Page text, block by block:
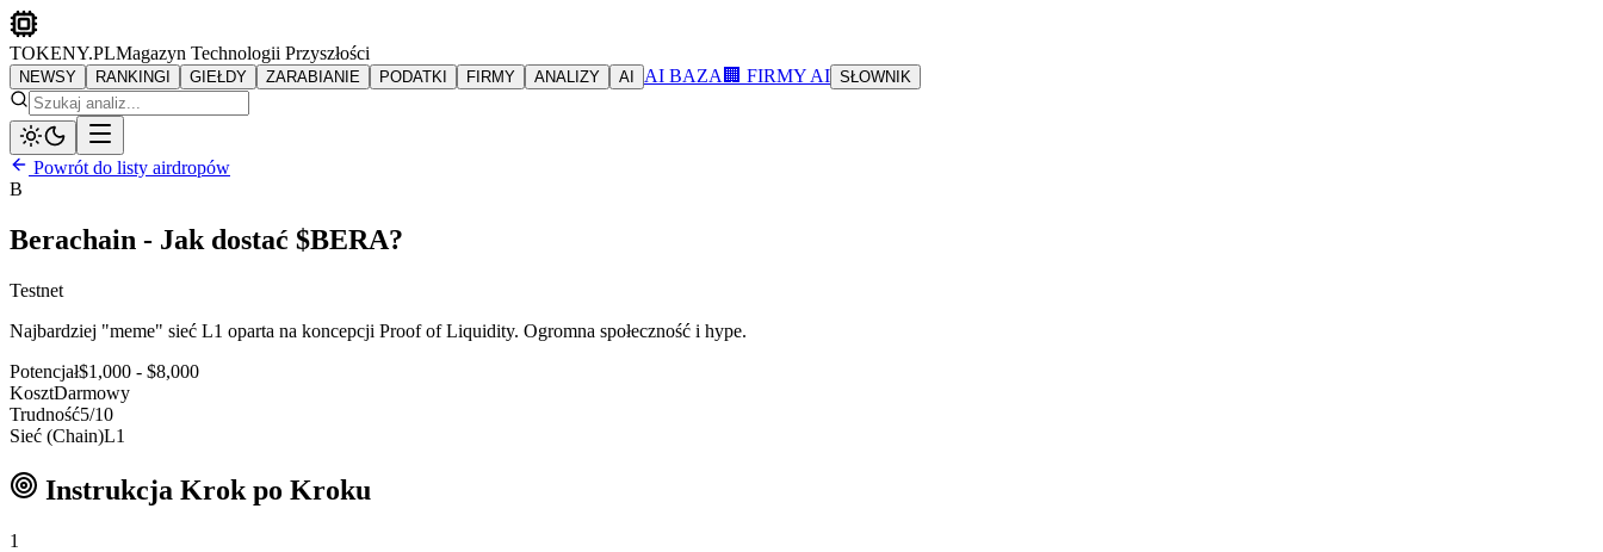
TOKENY.PLMagazyn Technologii Przyszłości
NEWSY RANKINGI GIEŁDY ZARABIANIE PODATKI FIRMY ANALIZY AI AI BAZA 🏢 FIRMY AI SŁOWNIK
Powrót do listy airdropów
B
Berachain - Jak dostać $BERA?
Testnet
Najbardziej "meme" sieć L1 oparta na koncepcji Proof of Liquidity. Ogromna społeczność i hype.
Potencjał$1,000 - $8,000
KosztDarmowy
Trudność5/10
Sieć (Chain)L1
Instrukcja Krok po Kroku
1